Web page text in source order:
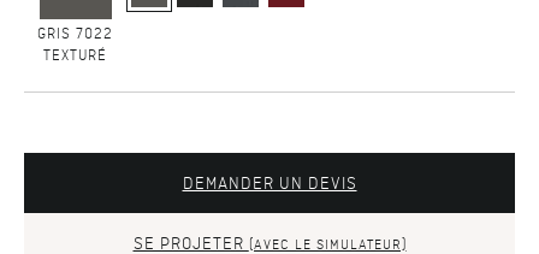
GRIS 7022
TEXTURÉ
DEMANDER UN DEVIS
SE PROJETER (AVEC LE SIMULATEUR)